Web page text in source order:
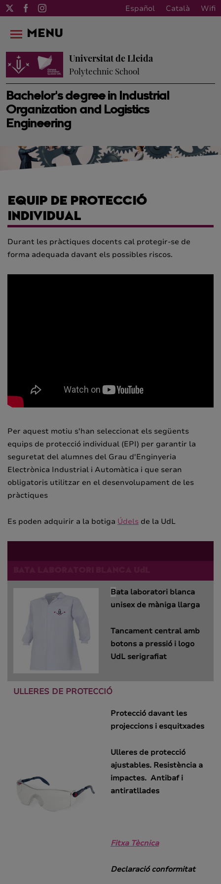
Español Català Wifi
Bachelor's degree in Industrial
Organization and Logistics
Engineering
Universitat de Lleida
Polytechnic School
MENU
EQUIP DE PROTECCIÓ
INDIVIDUAL
Durant les pràctiques docents cal protegir-se de
forma adequada davant els possibles riscos.
Per aquest motiu s'han seleccionat els següents
equips de protecció individual (EPI) per garantir la
seguretat del alumnes del Grau d'Enginyeria
Electrònica Industrial i Automàtica i que seran
obligatoris utilitzar en el desenvolupament de les
pràctiques
Es poden adquirir a la botiga Údels de la UdL
Bata laboratori blanca
unisex de màniga llarga
Tancament central amb
botons a pressió i logo
UdL serigrafiat
ULLERES DE PROTECCIÓ
Protecció davant les
projeccions i esquitxades
Ulleres de protecció
ajustables. Resistència a
impactes. Antibaf i
antiratllades
Fitxa Tècnica
Declaració conformitat